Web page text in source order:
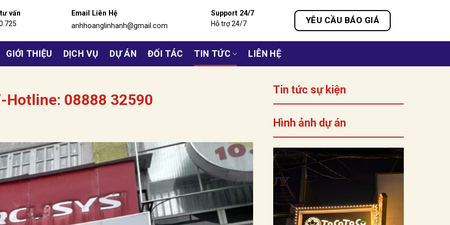
vấn
Email Liên Hệ
anhhoanglinhanh@gmail.com
Support 24/7
Hỗ trợ 24/7
YÊU CẦU BÁO GIÁ
GIỚI THIỆU DỊCH VỤ DỰ ÁN ĐỐI TÁC TIN TỨC LIÊN HỆ
Hotline: 08888 32590
Tin tức sự kiện
Hình ảnh dự án